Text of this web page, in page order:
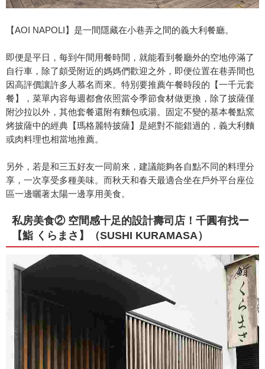
【AOI NAPOLI】是一間隱藏在小巷弄之間的義大利餐廳。
即便是平日，每到午間用餐時間，就能看到餐廳外的空地停滿了
自行車，除了頗受附近的媽媽們歡迎之外，即便位置在巷弄間也
因高評價讓許多人慕名而來。特別要推薦午餐時段的【一千元套
餐】，菜單內容每週都會依照當令季節食材做更換，除了披薩僅
附沙拉以外，其他套餐還附有麵包或湯。固定不變的基本餐點窯
烤披薩中的經典【瑪格麗特披薩】是絕對不能錯過的，義大利麵
或肉料理也相當地推薦。
另外，若是和三五好友一同前來，建議能夠各自點不同的料理分
享，一次享受多種美味。而秋天和春天最適合坐在戶外平台座位
區一邊曬著太陽一邊享用美食。
私房美食② 空間感十足的設計壽司店！千圓有找ー
【鮨 くらまさ】（SUSHI KURAMASA）